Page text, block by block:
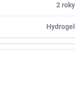
2 roky
Hydrogel